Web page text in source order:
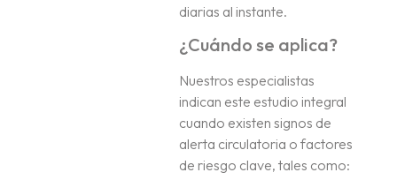
diarias al instante.
¿Cuándo se aplica?
Nuestros especialistas
indican este estudio integral
cuando existen signos de
alerta circulatoria o factores
de riesgo clave, tales como: